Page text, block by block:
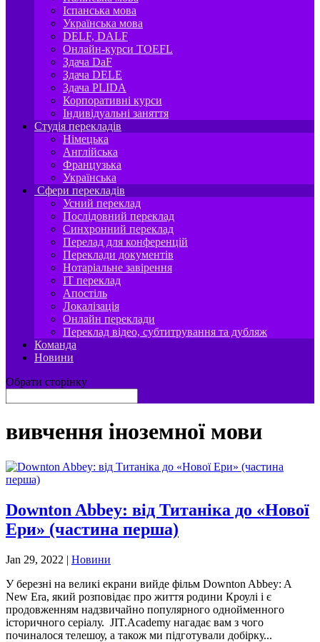
Іспанська мова
Українська мова
DELF, DALF
Онлайн-курси TOEFL
Здача DaF
Здача DELE
Здача PLIDA
Корпоративні курси
Індивідуальні заняття
Студія перекладів
Німецька
Англійська
Французька
Українська
Сфери перекладів
Усний переклад
Послідовний переклад
Синхронний переклад
Перелад для конференцій
Переклади документів
Нотаріальне завірення
IT переклад
Апостіль
Локалізація
Онлайн переклади
Переклад відео, субтитрування та дубляж
Команда
Новини
Обрати сторінку
вивчення іноземної мови
Downton Abbey: від Титаніка до «Нової
Ери» (частина перша)
Jan 29, 2022 | Новини
У березні на великі екрани вийде фільм Downton Abbey: A
New Era, який розповідає про життя родини Кроулі і є
продовженням надзвичайно популярного однойменного
історичного серіалу. JIT.Academy нагадає вам з чого
починалося телешоу, а також ми підготували добірку...